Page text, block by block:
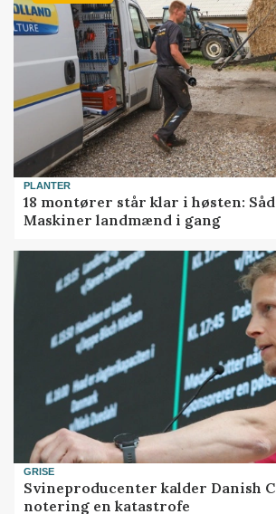
PLANTER
18 montører står klar i høsten:
Maskiner landmænd i gang
GRISE
Svineproducenter kalder Danish
notering en katastrofe